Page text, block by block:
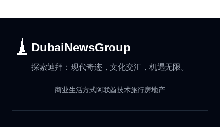
DubaiNewsGroup
探索迪拜：现代奇迹，文化交汇，机遇无限。
商业生活方式阿联酋技术旅行房地产